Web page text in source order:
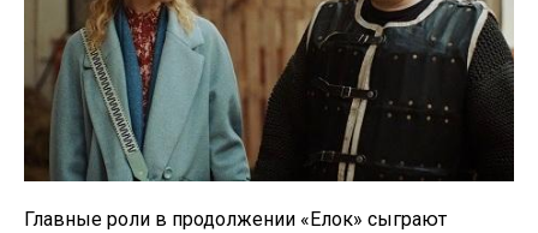
Главные роли в продолжении «Елок» сыграют